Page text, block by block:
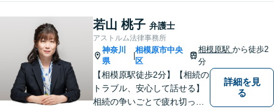
り】負債総額数億円の倒産申
立ての実績あり【完全個室】
【青葉台駅1分】【複数弁護士
在籍】
若山 桃子 弁護士
アストルム法律事務所
神奈川
県
相模原市中央
区
相模原駅から徒歩2
分
【相模原駅徒歩2分】【相続の
トラブル、安心して話せる】
相続の争いごとで疲れ切って
詳細を見
る